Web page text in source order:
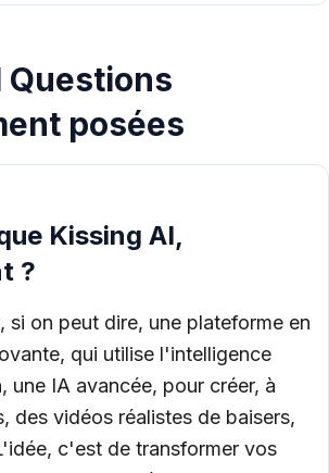
Questions
posées
Kissing AI,
?
si on peut dire, une plateforme en
qui utilise l'intelligence
une IA avancée, pour créer, à
des vidéos réalistes de baisers,
c'est de transformer vos